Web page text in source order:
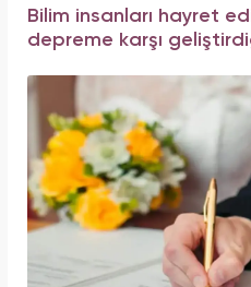
Bilim insanları hayret
depreme karşı